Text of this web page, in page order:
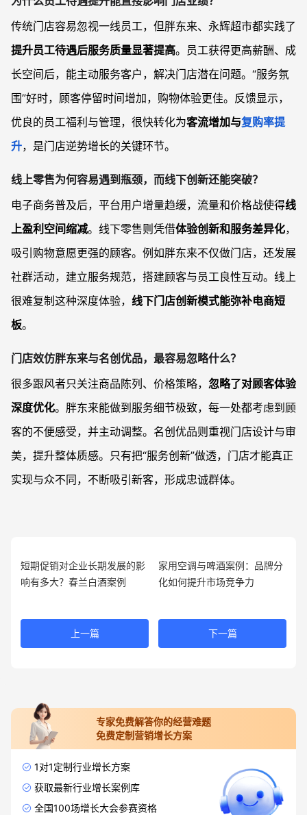
传统门店容易忽视一线员工，但胖东来、永辉超市都实践了
提升员工待遇后服务质量显著提高。员工获得更高薪酬、成
长空间后，能主动服务客户，解决门店潜在问题。“服务氛
围”好时，顾客停留时间增加，购物体验更佳。反馈显示，
优良的员工福利与管理，很快转化为客流增加与复购率提
升，是门店逆势增长的关键环节。
线上零售为何容易遇到瓶颈，而线下创新还能突破？
电子商务普及后，平台用户增量趋缓，流量和价格战使得线
上盈利空间缩减。线下零售则凭借体验创新和服务差异化，
吸引购物意愿更强的顾客。例如胖东来不仅做门店，还发展
社群活动，建立服务规范，搭建顾客与员工良性互动。线上
很难复制这种深度体验， 线下门店创新模式能弥补电商短
板。
门店效仿胖东来与名创优品，最容易忽略什么？
很多跟风者只关注商品陈列、价格策略， 忽略了对顾客体验
深度优化。胖东来能做到服务细节极致，每一处都考虑到顾
客的不便感受，并主动调整。名创优品则重视门店设计与审
美，提升整体质感。只有把“服务创新”做透，门店才能真正
实现与众不同，不断吸引新客，形成忠诚群体。
短期促销对企业长期发展的影
响有多大？春兰白酒案例
上一篇
家用空调与啤酒案例：品牌分
化如何提升市场竞争力
下一篇
专家免费解答你的经营难题
免费定制营销增长方案
1对1定制行业增长方案
获取最新行业增长案例库
全国100场增长大会参赛资格